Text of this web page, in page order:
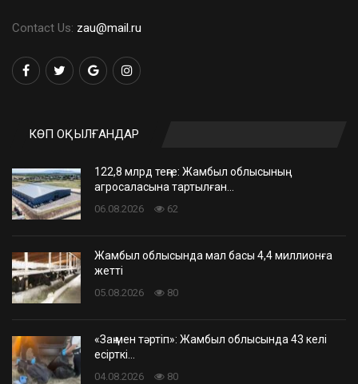
Contact Us: zau@mail.ru
КӨП ОҚЫЛҒАНДАР
122,8 млрд теңге: Жамбыл облысының
агросаласына тартылған…
06.08.2026 62
Жамбыл облысында мал басы 4,4 миллионға
жетті
05.08.2026 80
«Заң мен тәртіп»: Жамбыл облысында 43 келі
есірткі…
04.08.2026 80